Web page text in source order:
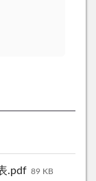
.pdf 89 KB